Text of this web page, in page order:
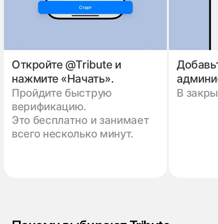
Откройте @Tribute и
нажмите «Начать».
Пройдите быструю
верификацию.
Это бесплатно и занимает
всего несколько минут.
В